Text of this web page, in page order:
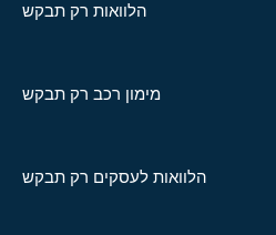
הלוואות רק תבקש
מימון רכב רק תבקש
הלוואות לעסקים רק תבקש